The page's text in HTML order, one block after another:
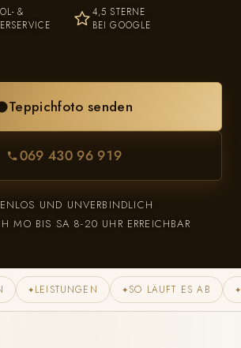
&
4,5 STERNE
BEI GOOGLE
Teppichfoto senden
069 430 96 919
UND UNVERBINDLICH
MO BIS SA 8-20 UHR ERREICHBAR
✦ LEISTUNGEN ✦ SO LÄUFT ES AB ✦